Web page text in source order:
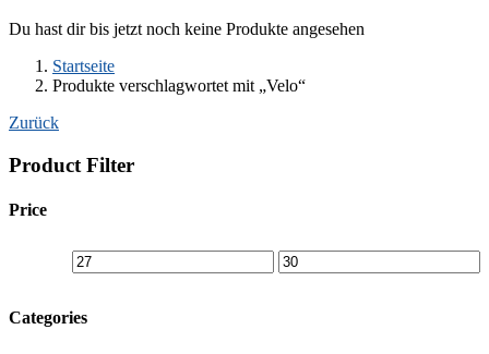
Du hast dir bis jetzt noch keine Produkte angesehen
Startseite
Produkte verschlagwortet mit „Velo“
Zurück
Product Filter
Price
Categories